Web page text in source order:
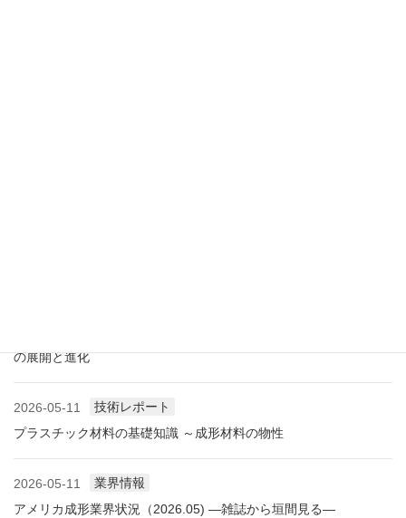
の展開と進化
2026-05-11
技術レポート
プラスチック材料の基礎知識 ～成形材料の物性
2026-05-11
業界情報
アメリカ成形業界状況（2026.05) ―雑誌から垣間見る―